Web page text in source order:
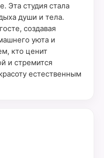
Эта студия стала
души и тела.
создавая
уюта и
кто ценит
и стремится
естественным